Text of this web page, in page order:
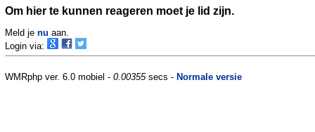
Om hier te kunnen reageren moet je lid zijn.
Meld je nu aan.
Login via:
WMRphp ver. 6.0 mobiel - 0.00355secs - Normale versie